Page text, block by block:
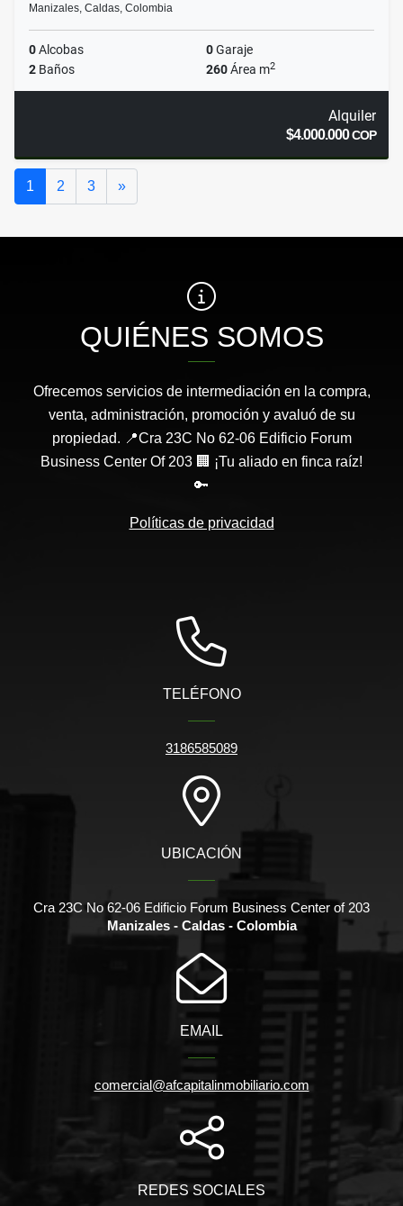
Manizales, Caldas, Colombia
0Alcobas 0Garaje
2 Baños 260Área m2
Alquiler
$4.000.000COP
1 2 3 »Siguiente
QUIÉNES SOMOS
Ofrecemos servicios de intermediación en la compra,
venta, administración, promoción y avaluó de su
propiedad. 📍Cra 23C No 62-06 Edificio Forum
Business Center Of 203 🏢 ¡Tu aliado en finca raíz!
🔑
Políticas de privacidad
TELÉFONO
3186585089
UBICACIÓN
Cra 23C No 62-06 Edificio Forum Business Center of 203
Manizales - Caldas - Colombia
EMAIL
comercial@afcapitalinmobiliario.com
REDES SOCIALES